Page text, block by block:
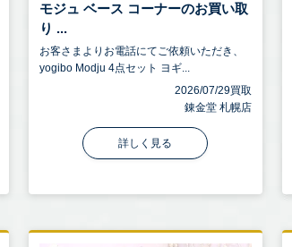
モジュ ベース コーナーのお買い取
り ...
お客さまよりお電話にてご依頼いただき、
yogibo Modju 4点セット ヨギ...
2026/07/29買取
錬金堂 札幌店
詳しく見る